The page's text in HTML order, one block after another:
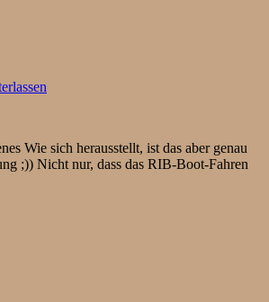
Wie sich herausstellt, ist das aber genau
;)) Nicht nur, dass das RIB-Boot-Fahren